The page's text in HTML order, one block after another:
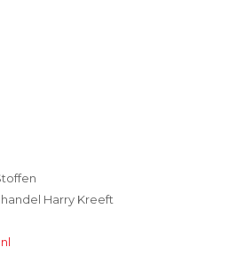
Harry Kreeft